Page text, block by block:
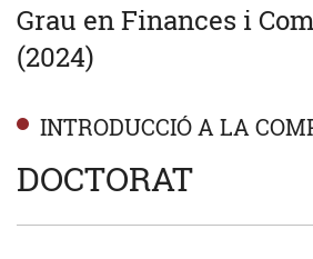
Grau en Finances i
(2024)
INTRODUCCIÓ A LA
DOCTORAT